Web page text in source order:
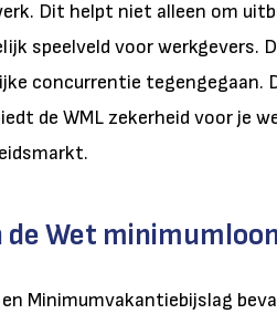
Dit helpt niet alleen om
speelveld voor werkgevers.
concurrentie tegengegaan.
de WML zekerheid voor je
Wet
Minimumvakantiebijslag